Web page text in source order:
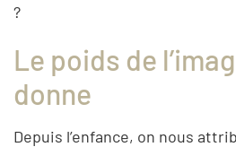
?
Le poids de
donne
Depuis l’enfance, on nous